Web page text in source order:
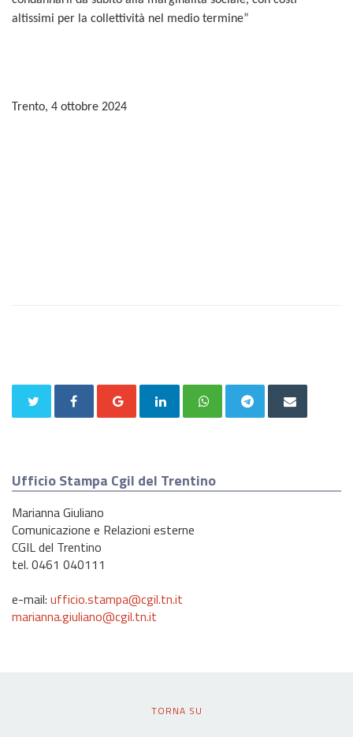
altissimi per la collettività nel medio termine”
Trento, 4 ottobre 2024
Ufficio Stampa Cgil del Trentino
Marianna Giuliano
Comunicazione e Relazioni esterne
CGIL del Trentino
tel. 0461 040111
e-mail: ufficio.stampa@cgil.tn.it
marianna.giuliano@cgil.tn.it
TORNA SU